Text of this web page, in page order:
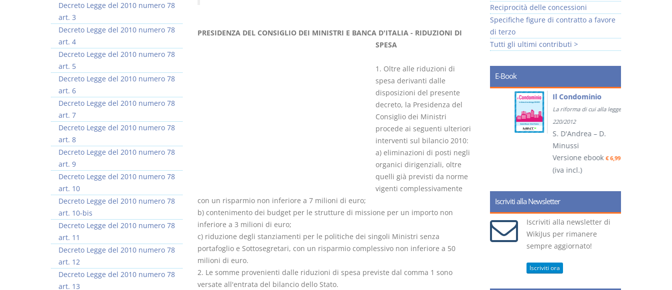
PRESIDENZA DEL CONSIGLIO DEI MINISTRI E BANCA D'ITALIA - RIDUZIONI DI
SPESA
1. Oltre alle riduzioni di
spesa derivanti dalle
disposizioni del presente
decreto, la Presidenza del
Consiglio dei Ministri
procede ai seguenti ulteriori
interventi sul bilancio 2010:
a) eliminazioni di posti negli
organici dirigenziali, oltre
quelli già previsti da norme
vigenti complessivamente
con un risparmio non inferiore a 7 milioni di euro;
b) contenimento dei budget per le strutture di missione per un importo non
inferiore a 3 milioni di euro;
c) riduzione degli stanziamenti per le politiche dei singoli Ministri senza
portafoglio e Sottosegretari, con un risparmio complessivo non inferiore a 50
milioni di euro.
2. Le somme provenienti dalle riduzioni di spesa previste dal comma 1 sono
versate all'entrata del bilancio dello Stato.
Decreto Legge del 2010 numero 78
art. 3
Decreto Legge del 2010 numero 78
art. 4
Decreto Legge del 2010 numero 78
art. 5
Decreto Legge del 2010 numero 78
art. 6
Decreto Legge del 2010 numero 78
art. 7
Decreto Legge del 2010 numero 78
art. 8
Decreto Legge del 2010 numero 78
art. 9
Decreto Legge del 2010 numero 78
art. 10
Decreto Legge del 2010 numero 78
art. 10-bis
Decreto Legge del 2010 numero 78
art. 11
Decreto Legge del 2010 numero 78
art. 12
Decreto Legge del 2010 numero 78
art. 13
Reciprocità delle concessioni
Specifiche figure di contratto a favore
di terzo
Tutti gli ultimi contributi >
E-Book
Usufrutto Uso e
Versione ebook
Prescrizione e
decadenza
D. Minussi
Versione ebook
(iva incl.)
I Singoli Contratti
D. Minussi
Versione ebook
(iva incl.)
Il Condominio
La riforma di cui alla legge
220/2012
S. D'Andrea – D.
Minussi
Versione ebook€ 6,99
(iva incl.)
Iscriviti alla Newsletter
Iscriviti alla newsletter di
WikiJus per rimanere
sempre aggiornato!
Iscriviti ora